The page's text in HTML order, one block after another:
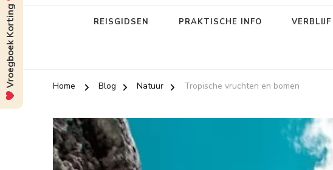
REISGIDSEN PRAKTISCHE INFO VERBLIJF
Home Blog Natuur Tropische vruchten en bomen
Vroegboek Korting